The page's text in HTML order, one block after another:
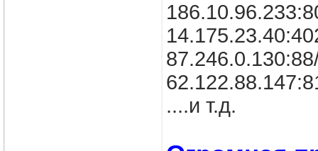
....и т.д.